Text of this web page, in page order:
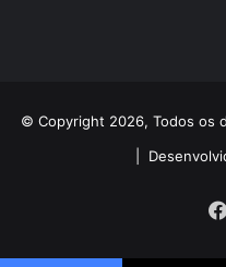
© Copyright 2026, Todos os